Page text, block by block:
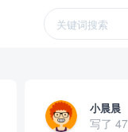
小晨晨
写了